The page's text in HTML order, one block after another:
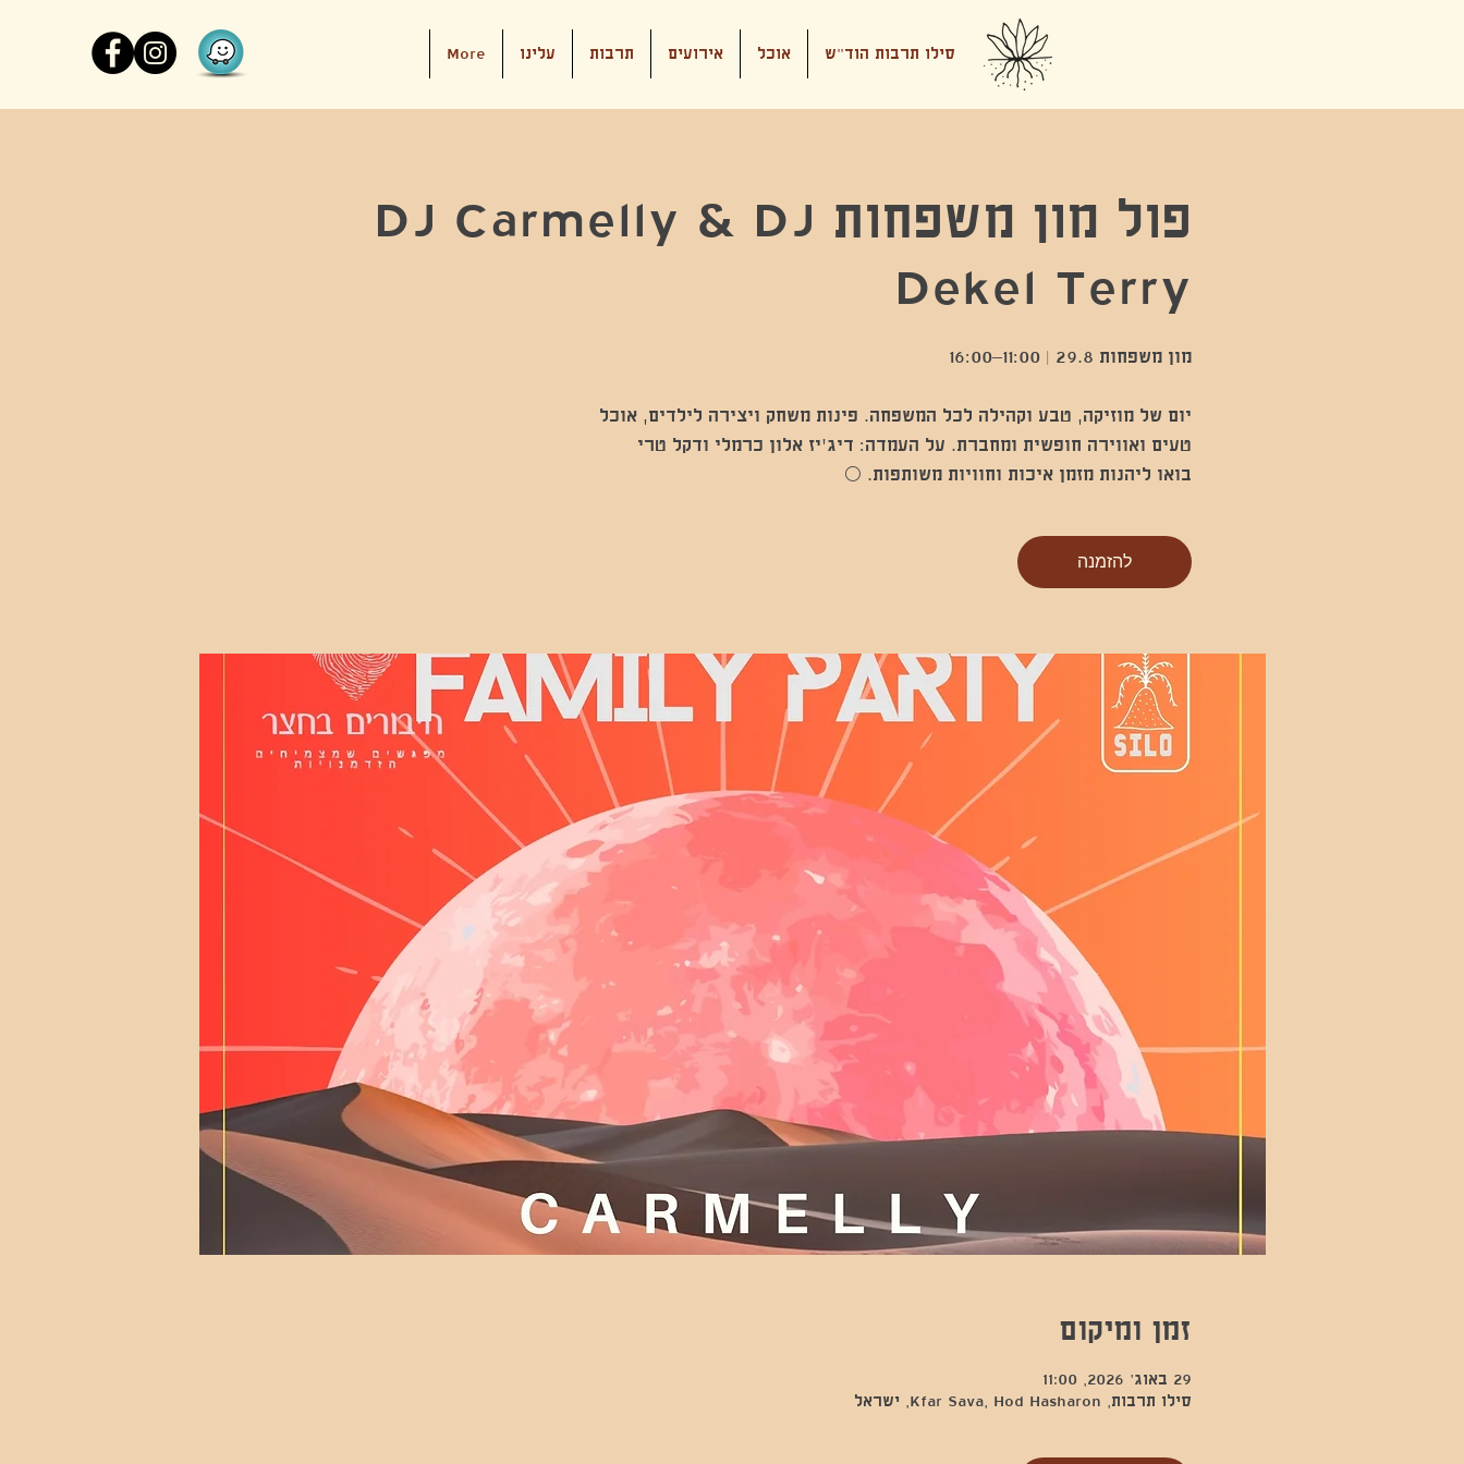
סילו תרבות הוד"ש אוכל אירועים תרבות עלינו More
פול מון משפחות DJ Carmelly & DJ
Dekel Terry
יום של מוזיקה, טבע וקהילה לכל המשפחה. פינות משחק ויצירה לילדים, אוכל
בואו ליהנות מזמן איכות וחוויות משותפות. 🌕
להזמנה
זמן ומיקום
29 באוג׳ 2026, 11:00
סילו תרבות, Kfar Sava, Hod Hasharon, ישראל